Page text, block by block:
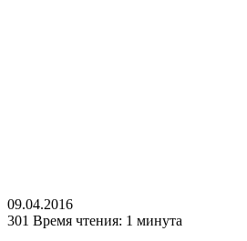
09.04.2016
301 Время чтения: 1 минута